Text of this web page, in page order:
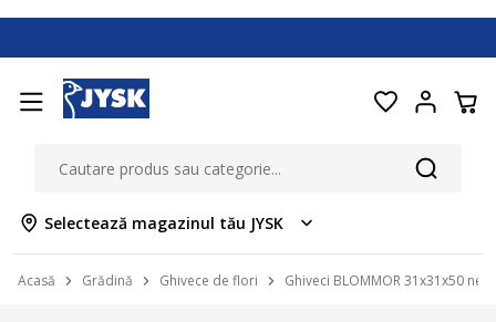
Selectează magazinul tău JYSK
Acasă Grădină Ghivece de flori Ghiveci BLOMMOR 31x31x50